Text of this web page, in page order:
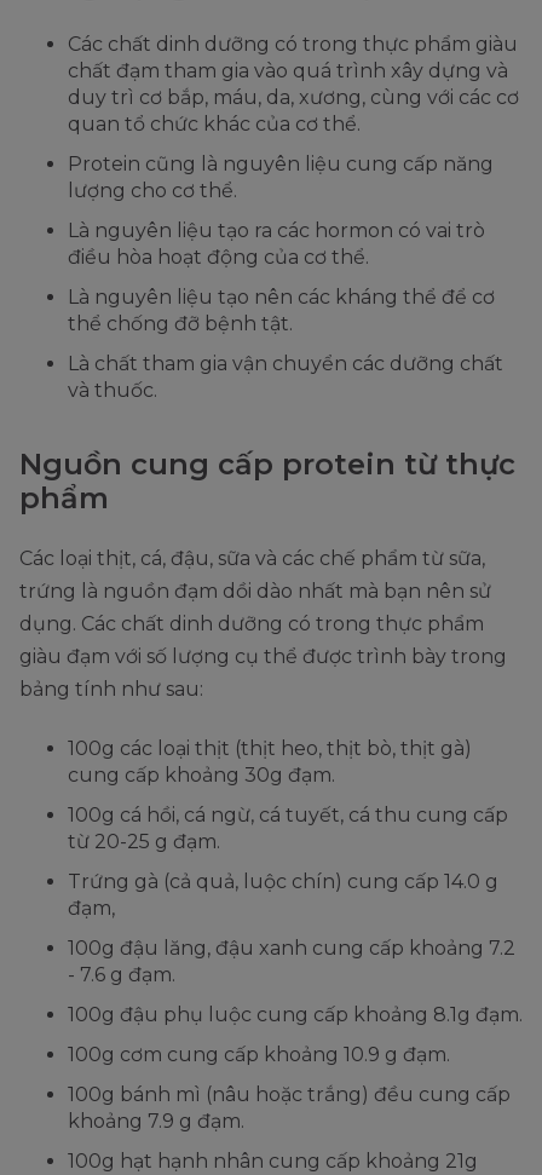
Các chất dinh dưỡng có trong thực phẩm giàu
chất đạm tham gia vào quá trình xây dựng và
duy trì cơ bắp, máu, da, xương, cùng với các cơ
quan tổ chức khác của cơ thể.
Protein cũng là nguyên liệu cung cấp năng
lượng cho cơ thể.
Là nguyên liệu tạo ra các hormon có vai trò
điều hòa hoạt động của cơ thể.
Là nguyên liệu tạo nên các kháng thể để cơ
thể chống đỡ bệnh tật.
Là chất tham gia vận chuyển các dưỡng chất
và thuốc.
Nguồn cung cấp protein từ thực
phẩm
Các loại thịt, cá, đậu, sữa và các chế phẩm từ sữa,
trứng là nguồn đạm dồi dào nhất mà bạn nên sử
dụng. Các chất dinh dưỡng có trong thực phẩm
giàu đạm với số lượng cụ thể được trình bày trong
bảng tính như sau:
100g các loại thịt (thịt heo, thịt bò, thịt gà)
cung cấp khoảng 30g đạm.
100g cá hồi, cá ngừ, cá tuyết, cá thu cung cấp
từ 20-25 g đạm.
Trứng gà (cả quả, luộc chín) cung cấp 14.0 g
đạm,
100g đậu lăng, đậu xanh cung cấp khoảng 7.2
- 7.6 g đạm.
100g đậu phụ luộc cung cấp khoảng 8.1g đạm.
100g cơm cung cấp khoảng 10.9 g đạm.
100g bánh mì (nâu hoặc trắng) đều cung cấp
khoảng 7.9 g đạm.
100g hạt hạnh nhân cung cấp khoảng 21g